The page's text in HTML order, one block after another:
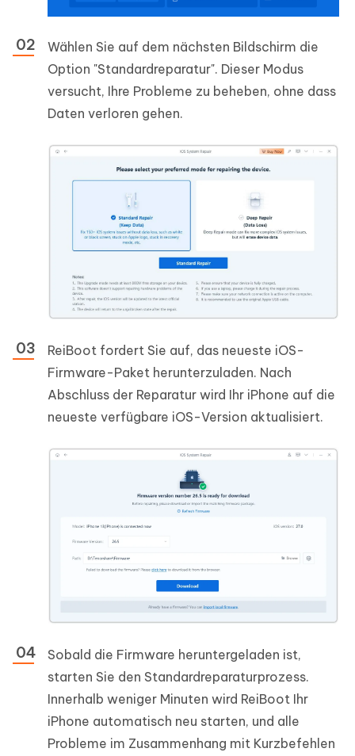
Wählen Sie auf dem nächsten Bildschirm die
Option "Standardreparatur". Dieser Modus
versucht, Ihre Probleme zu beheben, ohne dass
Daten verloren gehen.
ReiBoot fordert Sie auf, das neueste iOS-
Firmware-Paket herunterzuladen. Nach
Abschluss der Reparatur wird Ihr iPhone auf die
neueste verfügbare iOS-Version aktualisiert.
Sobald die Firmware heruntergeladen ist,
starten Sie den Standardreparaturprozess.
Innerhalb weniger Minuten wird ReiBoot Ihr
iPhone automatisch neu starten, und alle
Probleme im Zusammenhang mit Kurzbefehlen